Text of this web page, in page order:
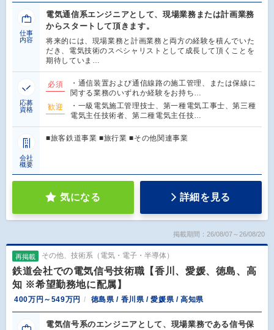
仕事
内容
電気通信系エンジニアとして、現場業務または計画業務
からスタートして頂きます。
将来的には、現場業務と計画業務と両方の経験を積んでいた
だき、電気技術のスペシャリストとして成長して頂くことを
期待していま…
応募
資格
必須
・通信装置および通信線路の施工管理、または保線に
関する業務のいずれか経験をお持ち…
歓迎
・一級電気施工管理技士、第一種電気工事士、第三種
電気主任技術者、第二種電気主任技…
会社
概要
■旅客鉄道事業 ■旅行業 ■その他関連事業
気になる 詳細を見る
掲載期間：26/08/07～26/08/20
再掲載 その他、技術系（電気・電子・半導体）
鉄道会社での電気信号技術職【香川、愛媛、徳島、高
知 ※希望勤務地に配属】
400万円～549万円 徳島県 / 香川県 / 愛媛県 / 高知県
電気信号系のエンジニアとして、現場業務である信号保